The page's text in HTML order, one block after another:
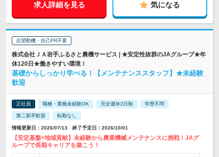
求人詳細を見る 気になる
志望動機・自己PR不要
株式会社ＪＡ岩手ふるさと農機サービス | ★安定性抜群のJAグループ★年
休120日★働きやすい環境！
基礎からしっかり学べる！【メンテナンススタッフ】★未経験
歓迎
正社員 職種・業種未経験OK 完全週休2日制 学歴不問
第二新卒歓迎 転勤なし
情報更新日：2026/07/13 終了予定日：2026/10/01
【安定基盤×地域貢献】未経験から農業機械メンテナンスに挑戦！JAグ
ループで長期キャリアを築こう！